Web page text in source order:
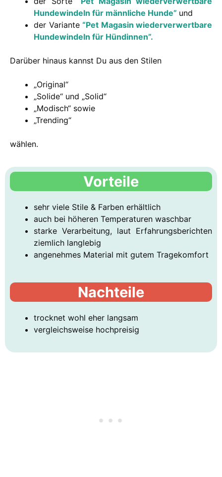
Hundewindeln für männliche Hunde” und
der Variante “Pet Magasin wiederverwertbare
Hundewindeln für Hündinnen”.
Darüber hinaus kannst Du aus den Stilen
„Original“
„Solide“ und „Solid“
„Modisch“ sowie
„Trending“
wählen.
Vorteile
sehr viele Stile & Farben erhältlich
auch bei höheren Temperaturen waschbar
starke Verarbeitung, laut Erfahrungsberichten
ziemlich langlebig
angenehmes Material mit gutem Tragekomfort
Nachteile
trocknet wohl eher langsam
vergleichsweise hochpreisig